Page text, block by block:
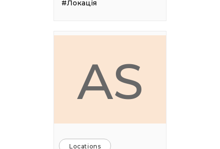
#Локація
AS
Locations